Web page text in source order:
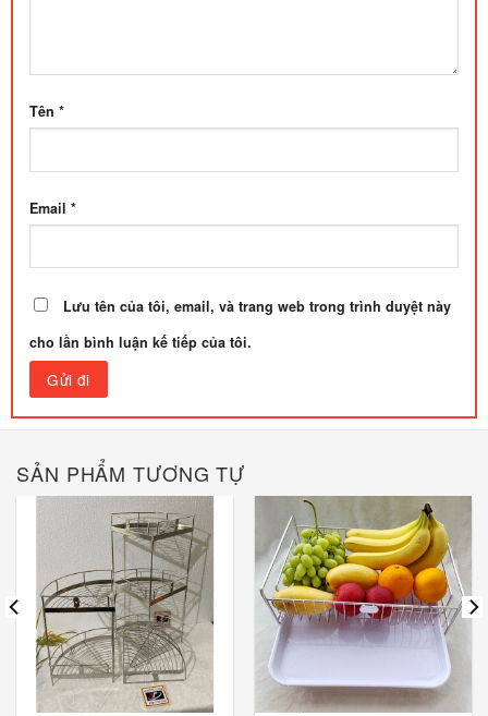
Tên *
Email *
Lưu tên của tôi, email, và trang web trong trình duyệt này
cho lần bình luận kế tiếp của tôi.
SẢN PHẨM TƯƠNG TỰ